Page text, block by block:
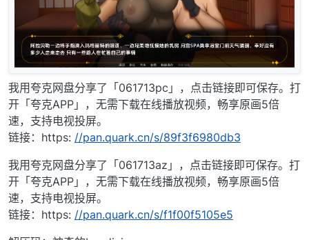
我用夸克网盘分享了「061713pc」，点击链接即可保存。打
开「夸克APP」，无需下载在线播放视频，畅享原画5倍
速，支持电视投屏。
链接：https: //pan.quark.cn/s/89f3f6980db3
我用夸克网盘分享了「061713az」，点击链接即可保存。打
开「夸克APP」，无需下载在线播放视频，畅享原画5倍
速，支持电视投屏。
链接：https: //pan.quark.cn/s/f1f00f5105e5